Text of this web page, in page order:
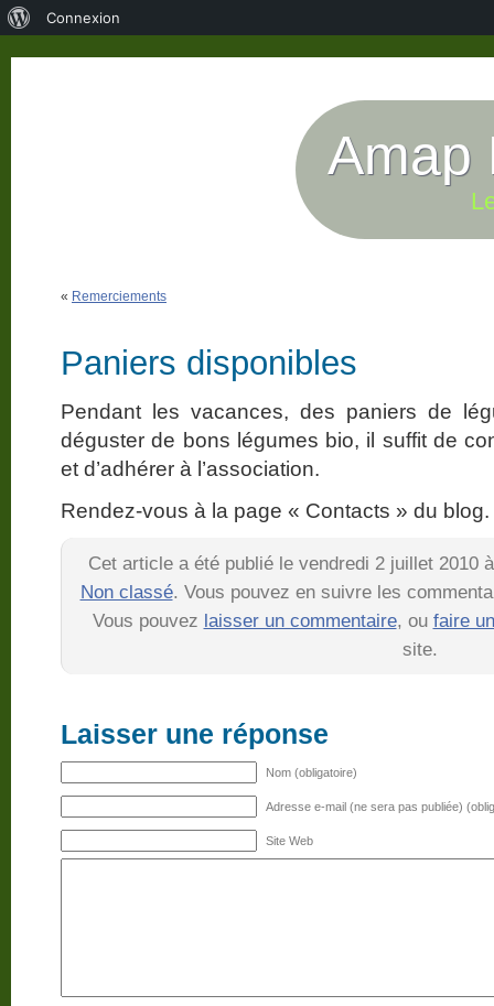
Amap
« Remerciements
Paniers disponibles
Pendant les vacances, des paniers de
déguster de bons légumes bio, il suffit de
et d’adhérer à l’association.
Rendez-vous à la page « Contacts » du blog.
Cet article a été publié le vendredi 2 juillet 2010
Non classé. Vous pouvez en suivre les
Vous pouvez laisser un commentaire, ou faire
site.
Laisser une réponse
Nom (obligatoire)
Adresse e-mail (ne sera pas publiée)
Site Web
Connexion